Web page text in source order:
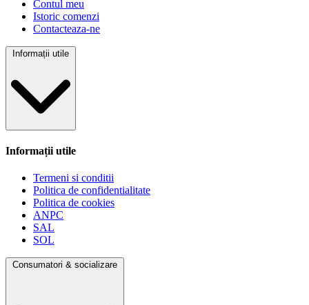
Contul meu
Istoric comenzi
Contacteaza-ne
Informații utile
Informații utile
Termeni si conditii
Politica de confidentialitate
Politica de cookies
ANPC
SAL
SOL
Consumatori & socializare